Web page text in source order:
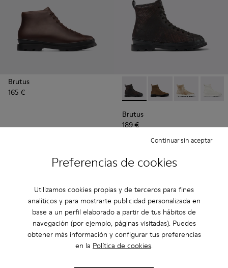
Preferencias de cookies
Utilizamos cookies propias y de terceros para fines
analíticos y para mostrarte publicidad personalizada en
base a un perfil elaborado a partir de tus hábitos de
navegación (por ejemplo, páginas visitadas). Puedes
obtener más información y configurar tus preferencias
en la Política de cookies.
Continuar sin aceptar
Brutus
165 €
Brutus - K300245-029 -
Brutus - K300245-
Brutus -
Brutus
189 €